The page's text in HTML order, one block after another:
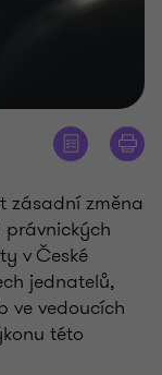
zásadní změna
v České
jednatelů,
ve vedoucích
této